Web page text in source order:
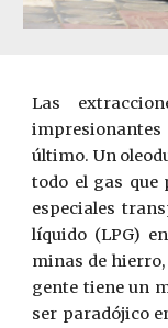
Las
impresionantes
último. Un
todo el gas que
especiales
líquido (LPG)
minas de
gente tiene un
ser paradójico